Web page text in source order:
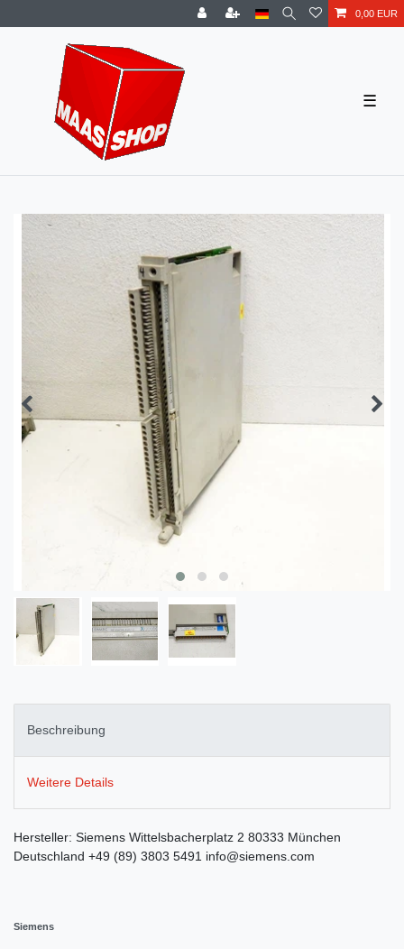
0,00 EUR
☰
Beschreibung
Weitere Details
Hersteller: Siemens Wittelsbacherplatz 2 80333 München
Deutschland +49 (89) 3803 5491 info@siemens.com
Siemens